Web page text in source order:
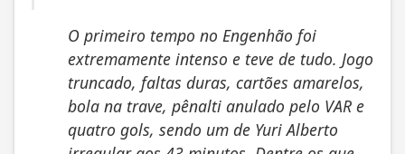
O primeiro tempo no Engenhão foi
extremamente intenso e teve de tudo. Jogo
truncado, faltas duras, cartões amarelos,
bola na trave, pênalti anulado pelo VAR e
quatro gols, sendo um de Yuri Alberto